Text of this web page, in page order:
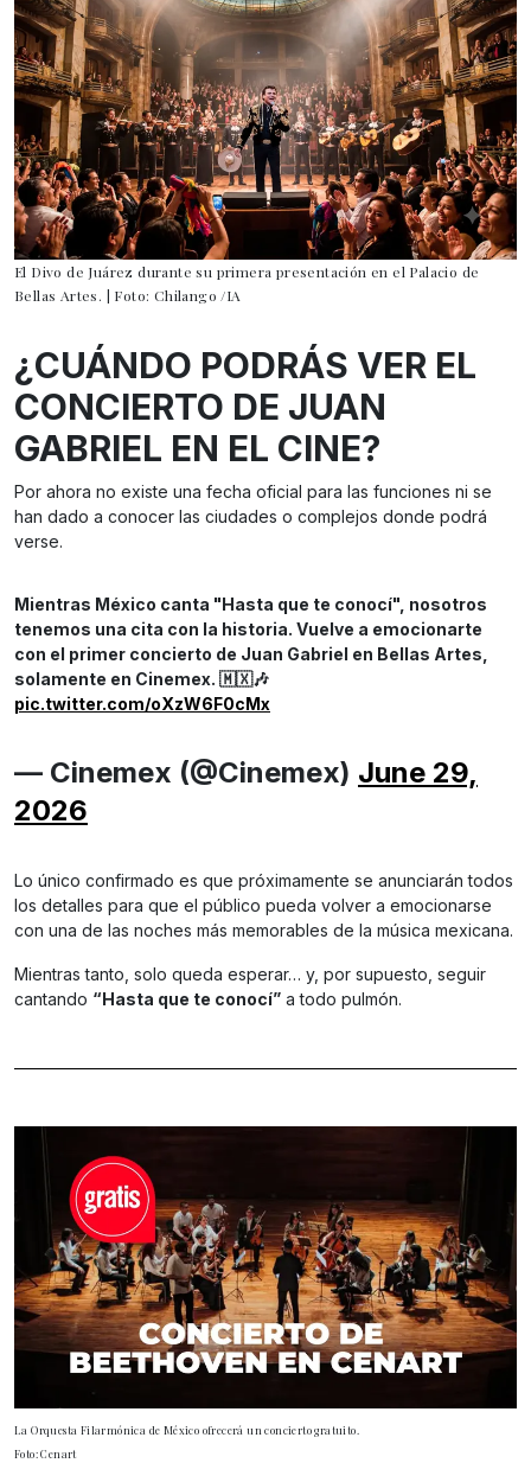
El Divo de Juárez durante su primera presentación en el Palacio de
Bellas Artes. | Foto: Chilango /IA
¿CUÁNDO PODRÁS VER EL
CONCIERTO DE JUAN
GABRIEL EN EL CINE?
Por ahora no existe una fecha oficial para las funciones ni se
han dado a conocer las ciudades o complejos donde podrá
verse.
Mientras México canta "Hasta que te conocí", nosotros
tenemos una cita con la historia. Vuelve a emocionarte
con el primer concierto de Juan Gabriel en Bellas Artes,
solamente en Cinemex. 🇲🇽🎶
pic.twitter.com/oXzW6F0cMx
— Cinemex (@Cinemex) June 29,
2026
Lo único confirmado es que próximamente se anunciarán todos
los detalles para que el público pueda volver a emocionarse
con una de las noches más memorables de la música mexicana.
Mientras tanto, solo queda esperar… y, por supuesto, seguir
cantando “Hasta que te conocí” a todo pulmón.
La Orquesta Filarmónica de México ofrecerá un concierto gratuito.
Foto: Cenart